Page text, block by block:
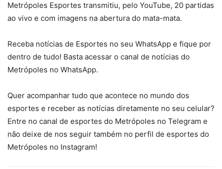
Metrópoles Esportes transmitiu, pelo YouTube, 20 partidas
ao vivo e com imagens na abertura do mata-mata.
Receba notícias de Esportes no seu WhatsApp e fique por
dentro de tudo! Basta acessar o canal de notícias do
Metrópoles no WhatsApp.
Quer acompanhar tudo que acontece no mundo dos
esportes e receber as notícias diretamente no seu celular?
Entre no canal de esportes do Metrópoles no Telegram e
não deixe de nos seguir também no perfil de esportes do
Metrópoles no Instagram!